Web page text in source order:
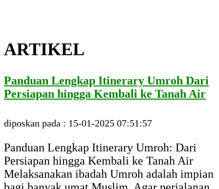
ARTIKEL
Panduan Lengkap Itinerary Umroh Dari
Persiapan hingga Kembali ke Tanah Air
diposkan pada : 15-01-2025 07:51:57
Panduan Lengkap Itinerary Umroh: Dari
Persiapan hingga Kembali ke Tanah Air
Melaksanakan ibadah Umroh adalah impian